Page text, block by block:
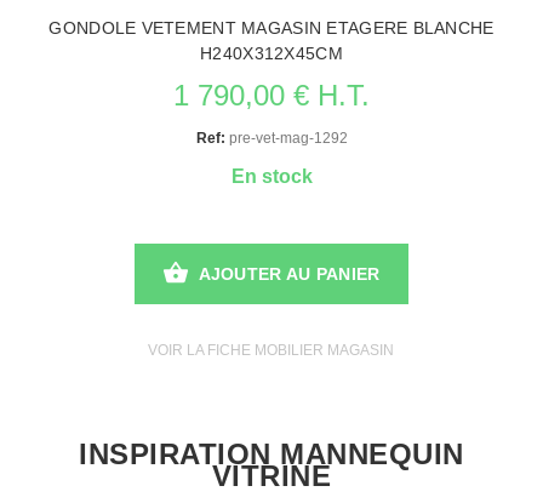
GONDOLE VETEMENT MAGASIN ETAGERE BLANCHE
H240X312X45CM
1 790,00 € H.T.
Ref: pre-vet-mag-1292
En stock
AJOUTER AU PANIER
VOIR LA FICHE MOBILIER MAGASIN
INSPIRATION MANNEQUIN
VITRINE